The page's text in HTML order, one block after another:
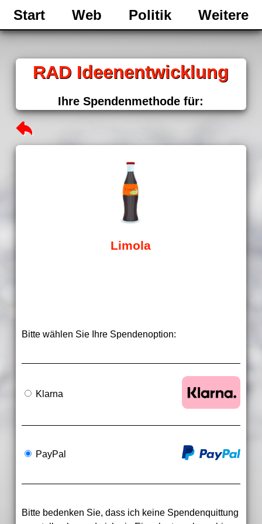
Start Web Politik Weitere
RAD Ideenentwicklung
Ihre Spendenmethode für:
Limola
Bitte wählen Sie Ihre Spendenoption:
Klarna
PayPal
Bitte bedenken Sie, dass ich keine Spendenquittung